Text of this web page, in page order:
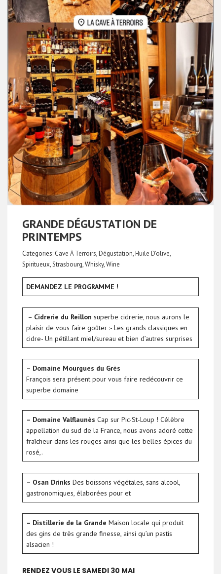
GRANDE DÉGUSTATION DE
PRINTEMPS
Categories: Cave À Terroirs,Dégustation,Huile D'olive,
Spiritueux,Strasbourg,Whisky,Wine
DEMANDEZ LE PROGRAMME !
– Cidrerie du Reillon superbe cidrerie, nous aurons le
plaisir de vous faire goûter :- Les grands classiques en
cidre- Un pétillant miel/sureau et bien d’autres surprises
– Domaine Mourgues du Grès
François sera présent pour vous faire redécouvrir ce
superbe domaine
– Domaine Valflaunès Cap sur Pic-St-Loup ! Célèbre
appellation du sud de la France, nous avons adoré cette
fraîcheur dans les rouges ainsi que les belles épices du
rosé,.
– Osan Drinks Des boissons végétales, sans alcool,
gastronomiques, élaborées pour et
– Distillerie de la Grande Maison locale qui produit
des gins de très grande finesse, ainsi qu’un pastis
alsacien !
RENDEZ VOUS LE SAMEDI 30 MAI